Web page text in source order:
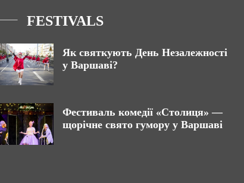
FESTIVALS
Як святкують День Незалежності
у Варшаві?
Фестиваль комедії «Столиця» —
щорічне свято гумору у Варшаві